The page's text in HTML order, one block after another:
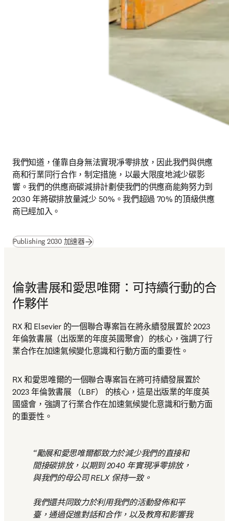
我們知道，僅靠自身無法實現凈零排放，因此我們與供應
商和行業同行合作，制定措施，以最大限度地減少碳影
響。我們的供應商碳減排計劃使我們的供應商能夠努力到
2030 年將碳排放量減少 50%。我們超過 70% 的頂級供應
商已經加入。
Publishing 2030 加速器(打開新的分頁／視窗
倫敦書展和愛思唯爾：可持續行動的合
作夥伴
RX 和 Elsevier 的一個聯合專案旨在將永續發展置於 2023
年倫敦書展（出版業的年度英國聚會）的核心，強調了行
業合作在加速氣候變化意識和行動方面的重要性。
RX 和愛思唯爾的一個聯合專案旨在將可持續發展置於
2023 年倫敦書展 （LBF） 的核心，這是出版業的年度英
國盛會，強調了行業合作在加速氣候變化意識和行動方面
的重要性。
勵展和愛思唯爾都致力於減少我們的直接和
間接碳排放，以期到 2040 年實現凈零排放，
與我們的母公司 RELX 保持一致。
我們還共同致力於利用我們的活動發佈和平
臺，通過促進對話和合作，以及教育和影響我